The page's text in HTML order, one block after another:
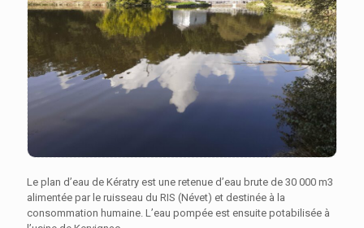
Le plan d’eau de Kératry est une retenue d’eau brute de 30 000 m3
alimentée par le ruisseau du RIS (Névet) et destinée à la
consommation humaine. L’eau pompée est ensuite potabilisée à